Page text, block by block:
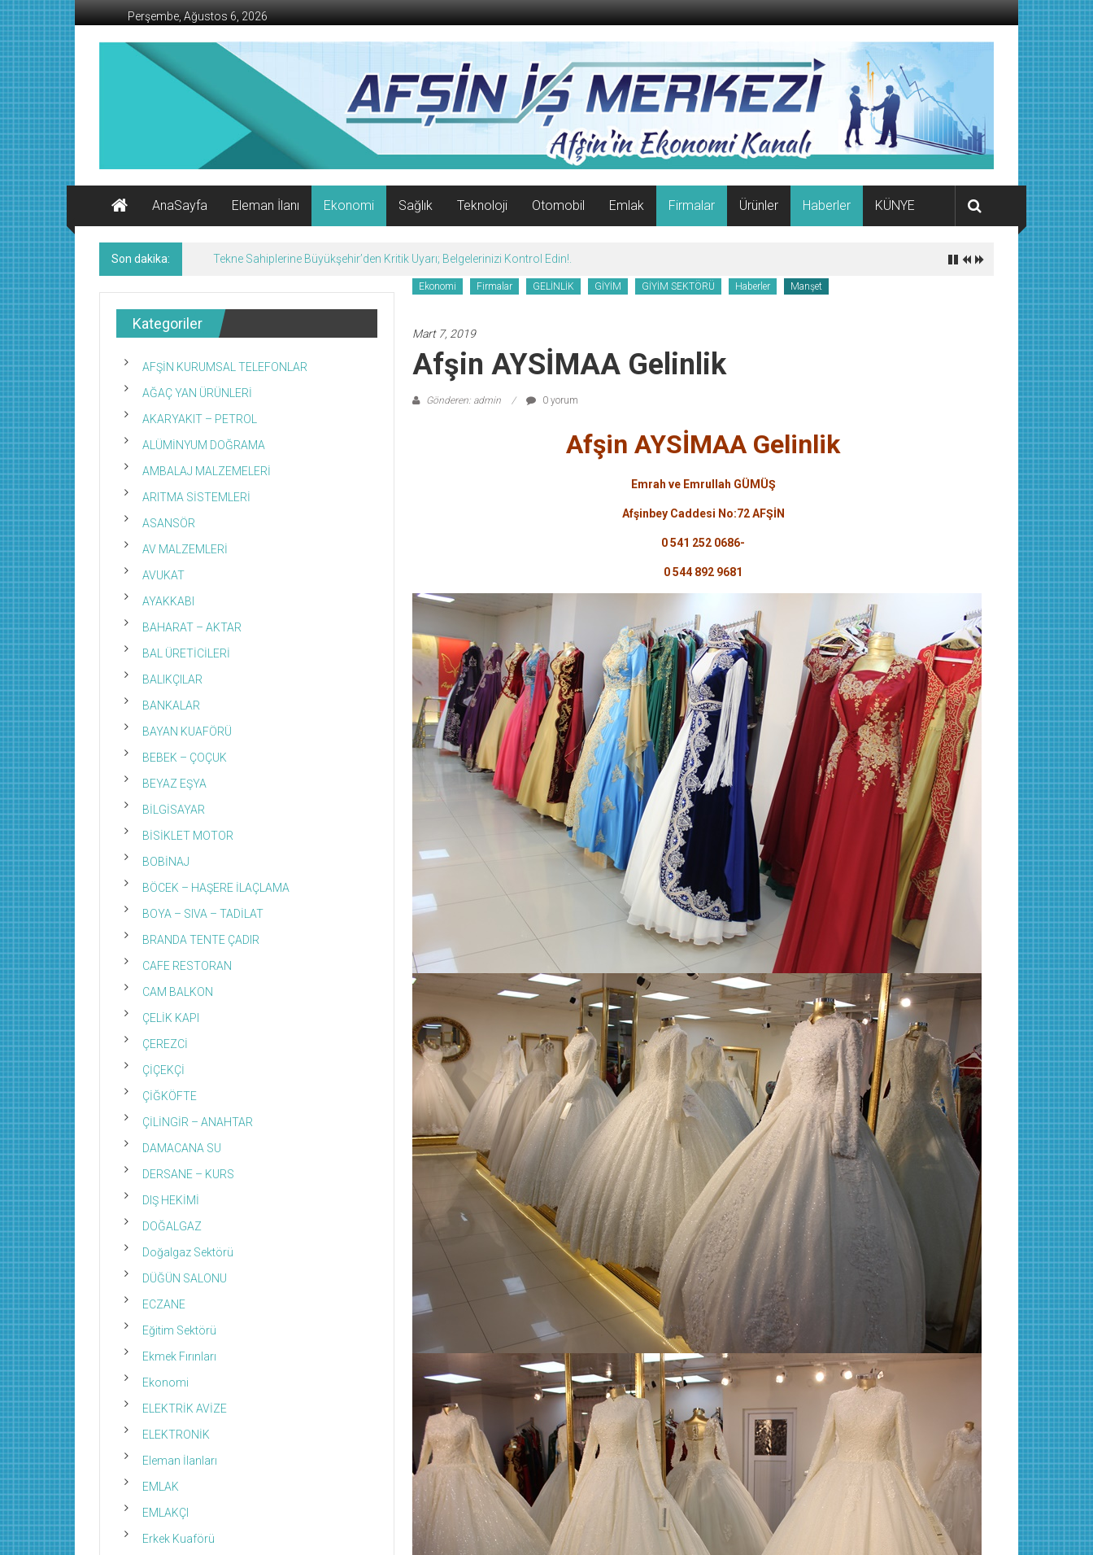
İçeriğe
geç
Perşembe, Ağustos 6, 2026
AFŞİN
Ekonomi
Kanalı
AnaSayfa
Eleman İlanı Ekonomi Sağlık Teknoloji Otomobil Emlak Firmalar Ürünler Haberler KÜNYE
Son dakika: Geleneksel Ağustos Fuarı Esnafın Yüzünü Güldürdü.
Ekonomi Firmalar GELİNLİK GİYİM GİYİM SEKTÖRÜ Haberler Manşet
Mart 7, 2019
Afşin AYSİMAA Gelinlik
Gönderen: admin 0 yorum
Afşin AYSİMAA Gelinlik
Emrah ve Emrullah GÜMÜŞ
Afşinbey Caddesi No:72 AFŞİN
0 541 252 0686-
0 544 892 9681
Kategoriler
AFŞİN KURUMSAL TELEFONLAR
AĞAÇ YAN ÜRÜNLERİ
AKARYAKIT – PETROL
ALÜMİNYUM DOĞRAMA
AMBALAJ MALZEMELERİ
ARITMA SİSTEMLERİ
ASANSÖR
AV MALZEMLERİ
AVUKAT
AYAKKABI
BAHARAT – AKTAR
BAL ÜRETİCİLERİ
BALIKÇILAR
BANKALAR
BAYAN KUAFÖRÜ
BEBEK – ÇOÇUK
BEYAZ EŞYA
BİLGİSAYAR
BİSİKLET MOTOR
BOBİNAJ
BÖCEK – HAŞERE İLAÇLAMA
BOYA – SIVA – TADİLAT
BRANDA TENTE ÇADIR
CAFE RESTORAN
CAM BALKON
ÇELİK KAPI
ÇEREZCİ
ÇİÇEKÇİ
ÇİĞKÖFTE
ÇİLİNGİR – ANAHTAR
DAMACANA SU
DERSANE – KURS
DIŞ HEKİMİ
DOĞALGAZ
Doğalgaz Sektörü
DÜĞÜN SALONU
ECZANE
Eğitim Sektörü
Ekmek Fırınları
Ekonomi
ELEKTRİK AVİZE
ELEKTRONİK
Eleman İlanları
EMLAK
EMLAKÇI
Erkek Kuaförü